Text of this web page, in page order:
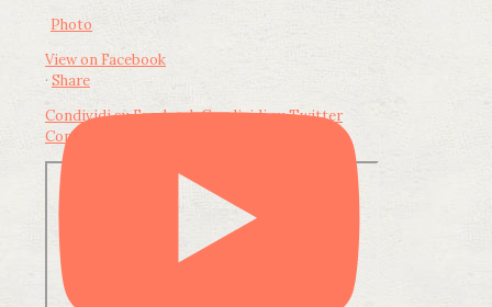
Photo
View on Facebook
· Share
Condividi su FacebookCondividi su Twitter
Condividi su LinkedIn